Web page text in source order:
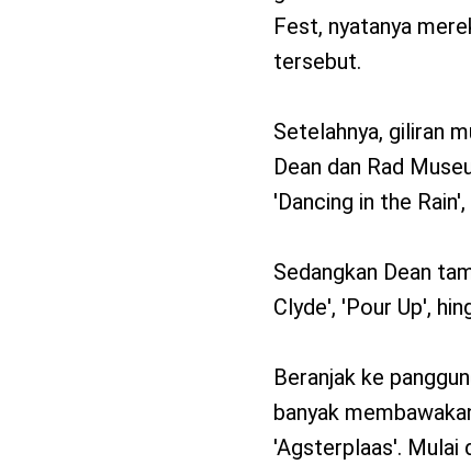
Fest, nyatanya
tersebut.
Setelahnya, giliran
Dean dan Rad
'Dancing in the
Sedangkan Dean
Clyde', 'Pour Up',
Beranjak ke
banyak
'Agsterplaas'. Mulai